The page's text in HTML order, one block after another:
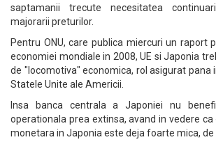
saptamanii trecute necesitatea
majorarii preturilor.
Pentru ONU, care publica miercuri un raport
economiei mondiale in 2008, UE si Japonia
de "locomotiva" economica, rol asigurat pana
Statele Unite ale Americii.
Insa banca centrala a Japoniei nu
operationala prea extinsa, avand in vedere
monetara in Japonia este deja foarte mica, de